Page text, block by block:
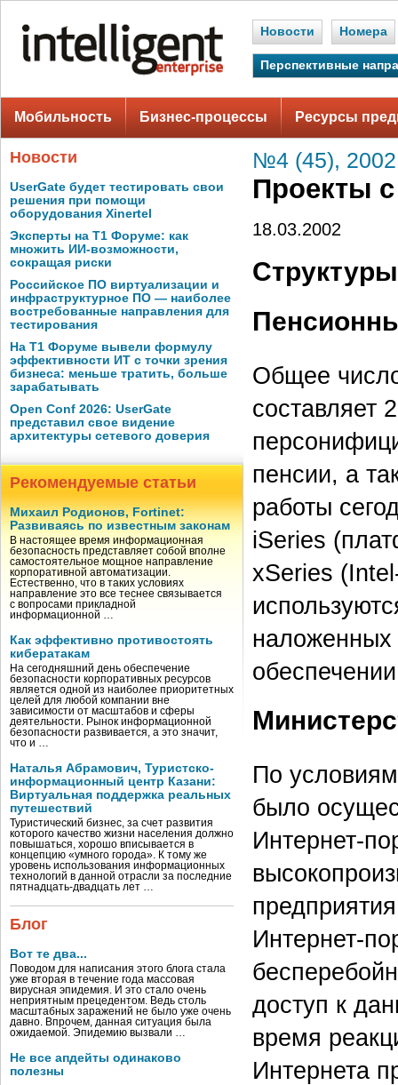
Новости Номера
Перспективные
Мобильность Бизнес-процессы Ресурсы
Новости
UserGate будет тестировать свои
решения при помощи
оборудования Xinertel
Эксперты на Т1 Форуме: как
множить ИИ-возможности,
сокращая риски
Российское ПО виртуализации и
инфраструктурное ПО — наиболее
востребованные направления для
тестирования
На Т1 Форуме вывели формулу
эффективности ИТ с точки зрения
бизнеса: меньше тратить, больше
зарабатывать
Open Conf 2026: UserGate
представил свое видение
архитектуры сетевого доверия
Рекомендуемые статьи
Михаил Родионов, Fortinet:
Развиваясь по известным законам
В настоящее время информационная
безопасность представляет собой вполне
самостоятельное мощное направление
корпоративной автоматизации.
Естественно, что в таких условиях
направление это все теснее связывается
с вопросами прикладной
информационной …
Как эффективно противостоять
кибератакам
На сегодняшний день обеспечение
безопасности корпоративных ресурсов
является одной из наиболее приоритетных
целей для любой компании вне
зависимости от масштабов и сферы
деятельности. Рынок информационной
безопасности развивается, а это значит,
что и …
Наталья Абрамович, Туристско-
информационный центр Казани:
Виртуальная поддержка реальных
путешествий
Туристический бизнес, за счет развития
которого качество жизни населения должно
повышаться, хорошо вписывается в
концепцию «умного города». К тому же
уровень использования информационных
технологий в данной отрасли за последние
пятнадцать-двадцать лет …
Блог
Вот те два...
Поводом для написания этого блога стала
уже вторая в течение года массовая
вирусная эпидемия. И это стало очень
неприятным прецедентом. Ведь столь
масштабных заражений не было уже очень
давно. Впрочем, данная ситуация была
ожидаемой. Эпидемию вызвали …
Не все апдейты одинаково
полезны
№4 (45), 2002
Проекты
18.03.2002
Общее
составляет
пенсии, а
работы
iSeries
xSeries
наложенных
По
было
Интернет-
Интернет-
доступ к
время
Интернета